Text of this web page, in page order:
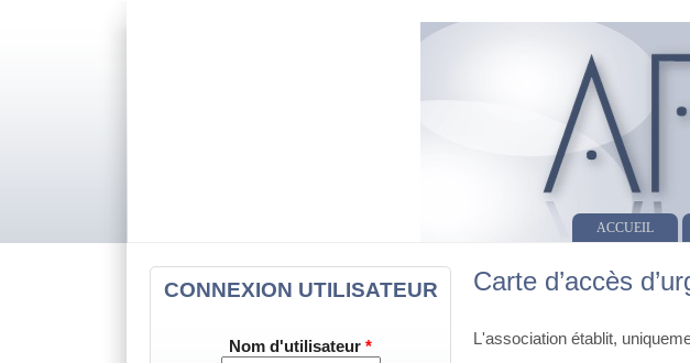
ACCUEIL
Carte d’accès
L'association établit,
CONNEXION UTILISATEUR
Nom d'utilisateur*